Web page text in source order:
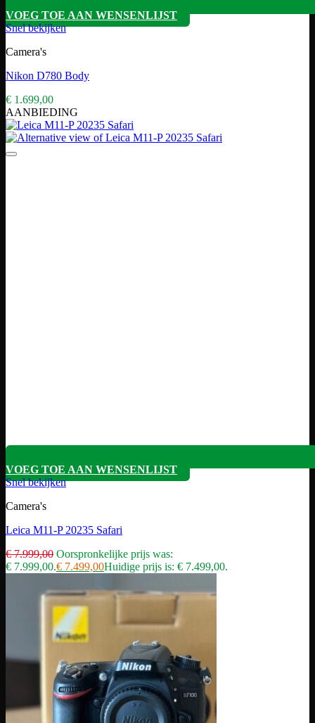
VOEG TOE AAN WENSENLIJST
Snel bekijken
Camera's
Nikon D780 Body
€ 1.699,00
AANBIEDING
VOEG TOE AAN WENSENLIJST
Snel bekijken
Camera's
Leica M11-P 20235 Safari
€7.999,00 Oorspronkelijke prijs was:
€ 7.999,00.€ 7.499,00Huidige prijs is: € 7.499,00.